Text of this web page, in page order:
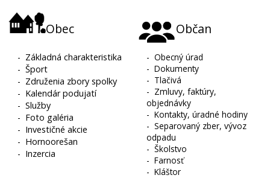
Obec
- Základná charakteristika
-Šport
- Združenia zbory spolky
- Kalendár podujatí
-Služby
- Foto galéria
- Investičné akcie
- Hornoorešan
- Inzercia
Občan
-Obecný úrad
-Dokumenty
- Tlačivá
- Zmluvy, faktúry,
objednávky
-Kontakty, úradné hodiny
-Separovaný zber, vývoz
odpadu
-Školstvo
-Farnosť
-Kláštor